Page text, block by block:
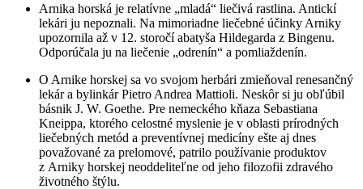
Arnika horská je relatívne „mladá“ liečivá rastlina. Antickí
lekári ju nepoznali. Na mimoriadne liečebné účinky Arniky
upozornila až v 12. storočí abatyša Hildegarda z Bingenu.
Odporúčala ju na liečenie „odrenín“ a pomliaždenín.
O Arnike horskej sa vo svojom herbári zmieňoval renesančný
lekár a bylinkár Pietro Andrea Mattioli. Neskôr si ju obľúbil
básnik J. W. Goethe. Pre nemeckého kňaza Sebastiana
Kneippa, ktorého celostné myslenie je v oblasti prírodných
liečebných metód a preventívnej medicíny ešte aj dnes
považované za prelomové, patrilo používanie produktov
z Arniky horskej neoddeliteľne od jeho filozofii zdravého
životného štýlu.